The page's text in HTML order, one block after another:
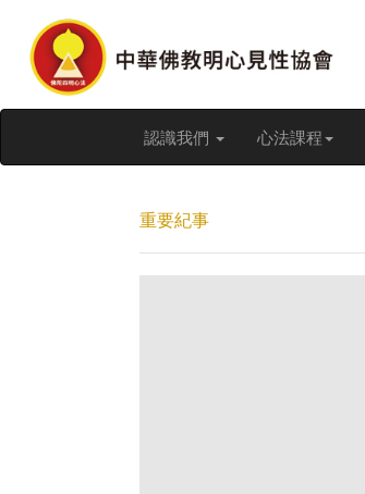
認識我們 心法課程
重要紀事